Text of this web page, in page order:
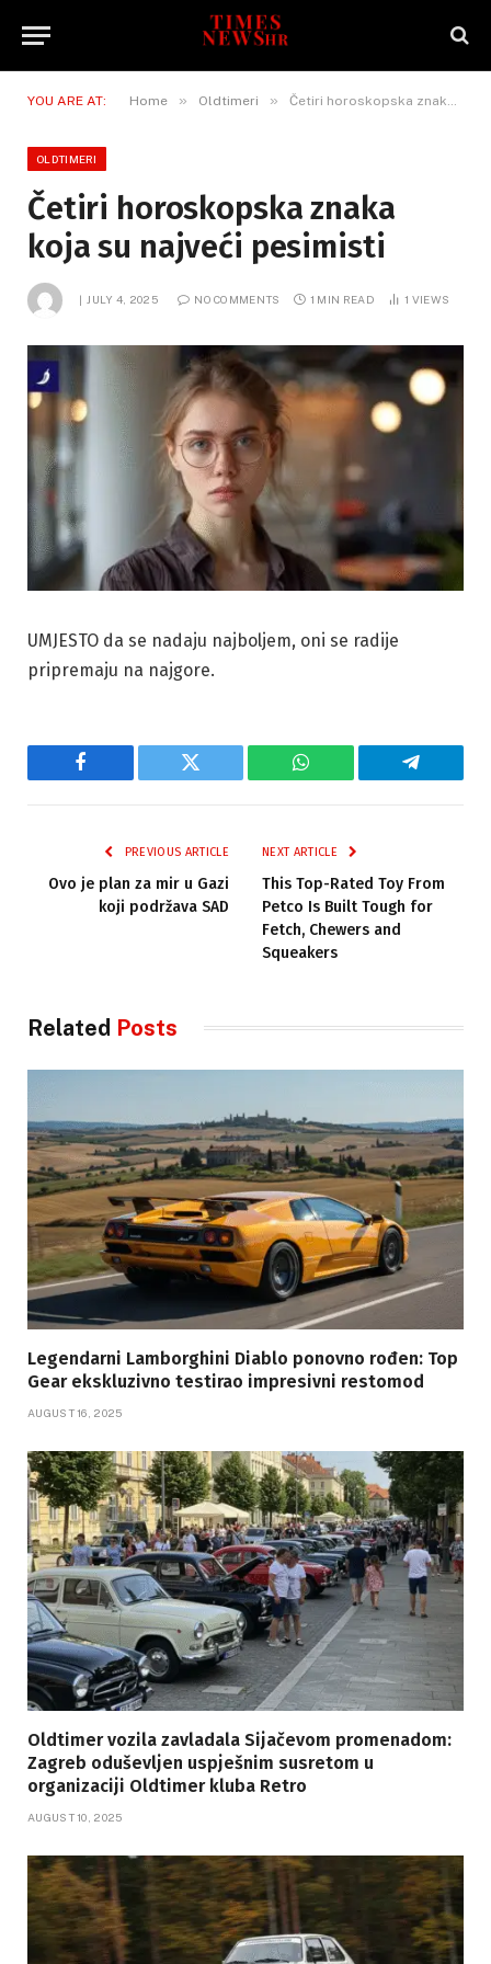
YOU ARE AT: Home » Oldtimeri » Četiri horoskopska znaka koja su najveći pesimisti
OLDTIMERI
Četiri horoskopska znaka
koja su najveći pesimisti
JULY 4, 2025 NO COMMENTS 1 MIN READ 1 VIEWS
UMJESTO da se nadaju najboljem, oni se radije
pripremaju na najgore.
Facebook Twitter WhatsApp Telegram
PREVIOUS ARTICLE
Ovo je plan za mir u Gazi
koji podržava SAD
NEXT ARTICLE
This Top-Rated Toy From
Petco Is Built Tough for
Fetch, Chewers and
Squeakers
Related Posts
Legendarni Lamborghini Diablo ponovno rođen: Top
Gear ekskluzivno testirao impresivni restomod
AUGUST 16, 2025
Oldtimer vozila zavladala Sijačevom promenadom:
Zagreb oduševljen uspješnim susretom u
organizaciji Oldtimer kluba Retro
AUGUST 10, 2025